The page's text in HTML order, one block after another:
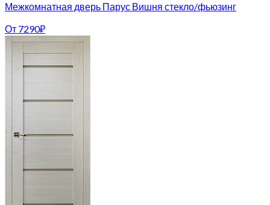
Межкомнатная дверь Парус Вишня стекло/фьюзинг
От 7290₽